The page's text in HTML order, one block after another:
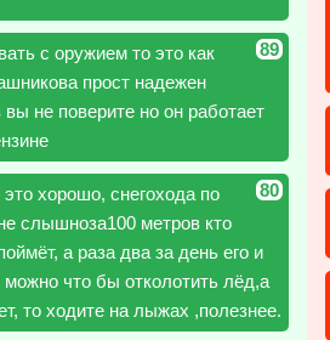
89
с оружием то это как
прост надежен
вы не поверите но он работает
80
хорошо, снегохода по
слышноза100 метров кто
а раза два за день его и
можно что бы отколотить лёд,а
то ходите на лыжах ,полезнее.